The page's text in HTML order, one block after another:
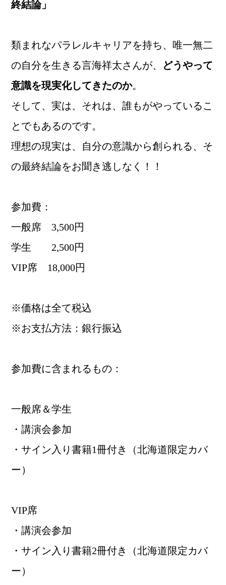
終結論」
類まれなパラレルキャリアを持ち、唯一無二
の自分を生きる言海祥太さんが、
どうやって
意識を現実化してきたのか。
そして、実は、それは、誰もがやっているこ
とでもあるのです。
理想の現実は、自分の意識から創られる、そ
の最終結論をお聞き逃しなく！！
参加費：
一般席 3,500円
学生 2,500円
VIP席 18,000円
※価格は全て税込
※お支払方法：銀行振込
参加費に含まれるもの：
一般席＆学生
・講演会参加
・サイン入り書籍1冊付き（北海道限定カバ
ー）
VIP席
・講演会参加
・サイン入り書籍2冊付き（北海道限定カバ
ー）